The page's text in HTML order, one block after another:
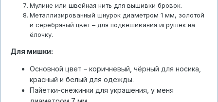
Мулине или швейная нить для вышивки бровок.
Металлизированный шнурок диаметром 1 мм, золотой
и серебряный цвет – для подвешивания игрушек на
ёлочку.
Для мишки:
Основной цвет – коричневый, чёрный для носика,
красный и белый для одежды.
Пайетки-снежинки для украшения, у меня